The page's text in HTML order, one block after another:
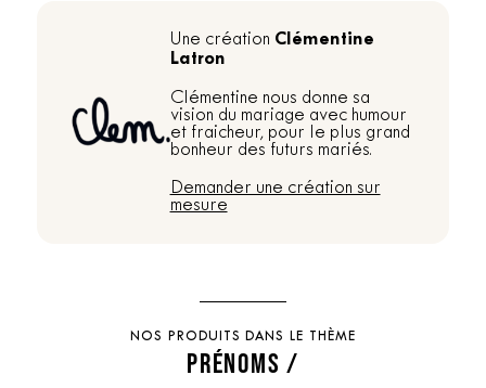
Une création Clémentine
Latron
Clémentine nous donne sa
vision du mariage avec humour
et fraicheur, pour le plus grand
bonheur des futurs mariés.
Demander une création sur
mesure
NOS PRODUITS DANS LE THÈME
PRÉNOMS /